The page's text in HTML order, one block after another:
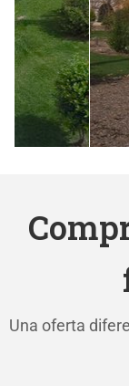
Una oferta